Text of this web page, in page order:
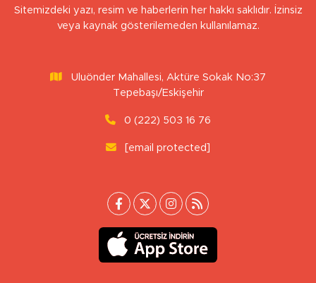
Sitemizdeki yazı, resim ve haberlerin her hakkı saklıdır. İzinsiz
veya kaynak gösterilemeden kullanılamaz.
Uluönder Mahallesi, Aktüre Sokak No:37
Tepebaşı/Eskişehir
0 (222) 503 16 76
[email protected]